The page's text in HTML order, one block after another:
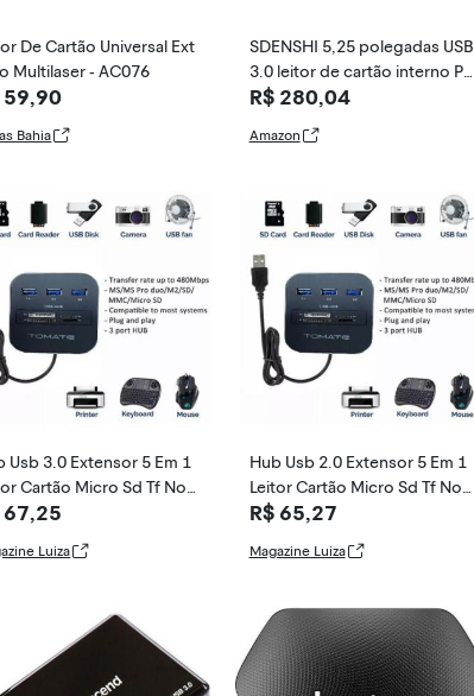
De Cartão Universal Ext
Multilaser - AC076
59,90
Bahia
SDENSHI 5,25 polegadas USB
3.0 leitor de cartão interno Pai
nel frontal multicartão para de
R$ 280,04
Amazon
Usb 3.0 Extensor 5 Em 1
Cartão Micro Sd Tf Not
Tomate
67,25
Luiza
Hub Usb 2.0 Extensor 5 Em 1
Leitor Cartão Micro Sd Tf Not
Pc - Tomate
R$ 65,27
Magazine Luiza